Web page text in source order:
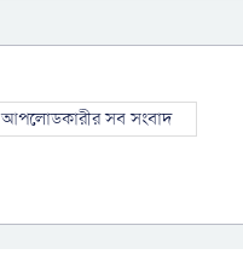
আপলোডকারীর সব সংবাদ